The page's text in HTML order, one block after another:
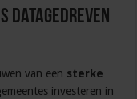
datagedreven
van een sterke
investeren in